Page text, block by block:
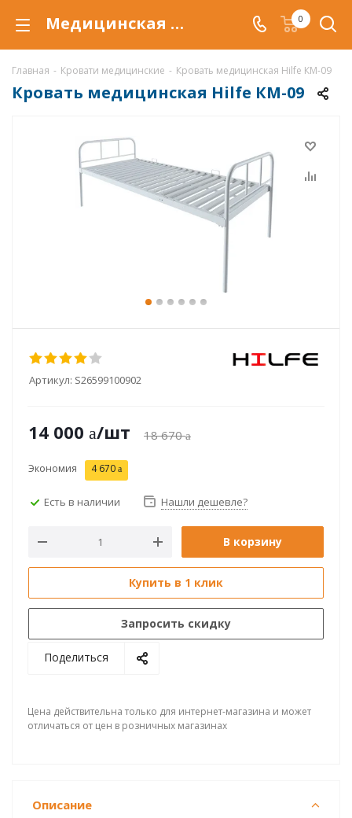
Медицинская кровать Hilfe КМ-09 для ухода и перемещения больных в медицинских учреждениях. 0
Главная - Кровати медицинские - Кровать медицинская Hilfe КМ-09
Кровать медицинская Hilfe КМ-09
Артикул: S26599100902
14 000 /шт 18 670
Экономия 4 670
Есть в наличии Нашли дешевле?
В корзину
Купить в 1 клик
Запросить скидку
Поделиться
Цена действительна только для интернет-магазина и может
отличаться от цен в розничных магазинах
Описание